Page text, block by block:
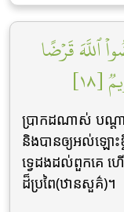
ٱللَّهَ قَرۡضًا
ប្រាកដណាស់ បណ្តា
និងបានឲ្យអល់ឡោះ
ទ្វេដងដល់ពួកគេ
ដ៏ប្រពៃ(ឋានសួគ៌)។